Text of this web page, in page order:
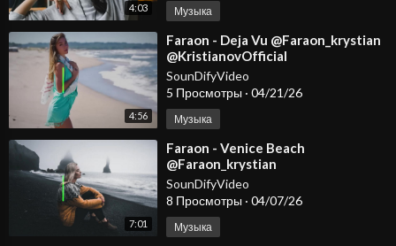
4:03 Музыка
4:56
⁣Faraon - Deja Vu @Faraon_krystian
@KristianovOfficial
SounDifyVideo
5 Просмотры · 04/21/26
Музыка
7:01
⁣Faraon - Venice Beach
@Faraon_krystian
#dancemusic2026
#deephousemusic #spotify
#carmusic #edm
SounDifyVideo
8 Просмотры · 04/07/26
Музыка